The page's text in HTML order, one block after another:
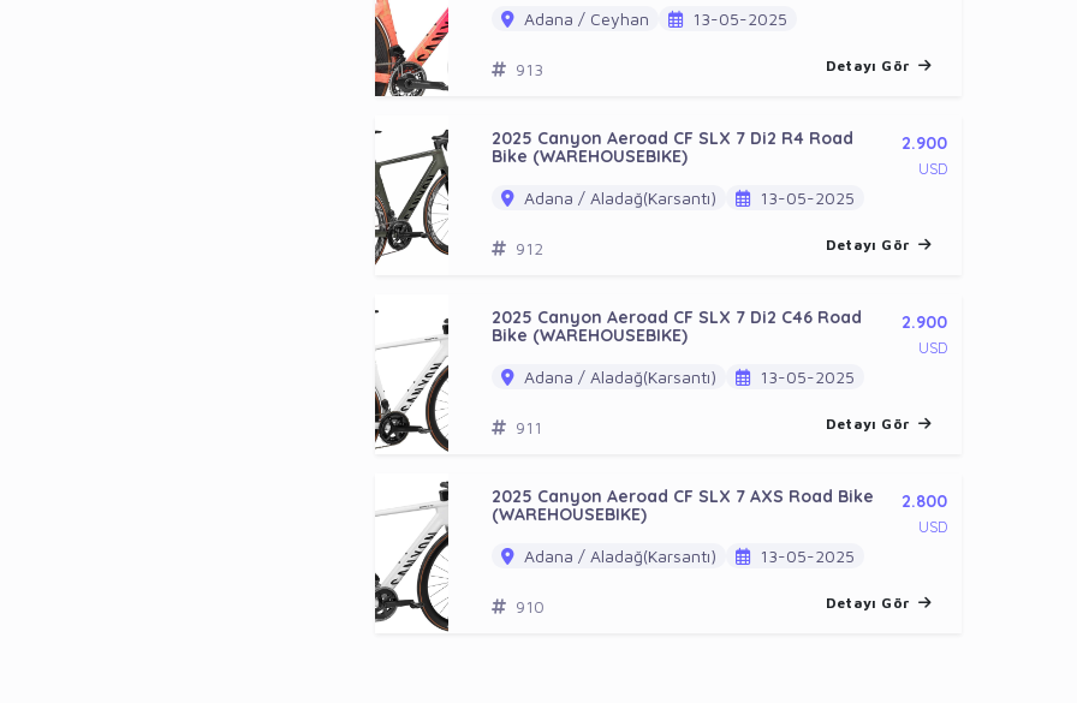
Adana / Ceyhan 13-05-2025
913 Detayı Gör
2025 Canyon Aeroad CF SLX 7 Di2 R4 Road
Bike (WAREHOUSEBIKE)
2.900
USD
Adana / Aladağ(Karsantı) 13-05-2025
912 Detayı Gör
2025 Canyon Aeroad CF SLX 7 Di2 C46 Road
Bike (WAREHOUSEBIKE)
2.900
USD
Adana / Aladağ(Karsantı) 13-05-2025
911 Detayı Gör
2025 Canyon Aeroad CF SLX 7 AXS Road Bike
(WAREHOUSEBIKE)
2.800
USD
Adana / Aladağ(Karsantı) 13-05-2025
910 Detayı Gör